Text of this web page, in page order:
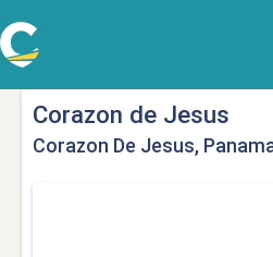
Corazon de Jesus
Corazon De Jesus,